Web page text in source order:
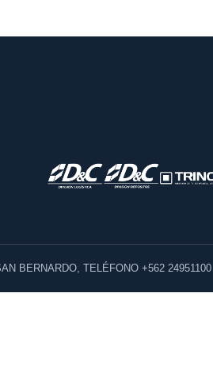
BERNARDO, TELÉFONO +562 24951100